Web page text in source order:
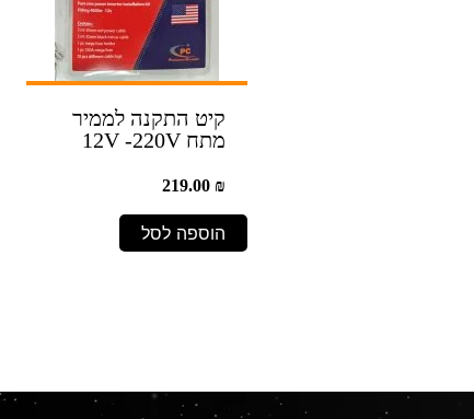
קיט התקנה לממיר
מתח 12V -220V
219.00 ₪
הוספה לסל